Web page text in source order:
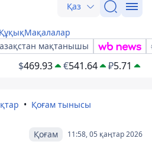
Қаз
ҚұқықМақалалар
мақтанышы
$469.93 €541.64 ₽5.71
Қоғам тынысы
11:58, 05 қаңтар 2026
Қоғам